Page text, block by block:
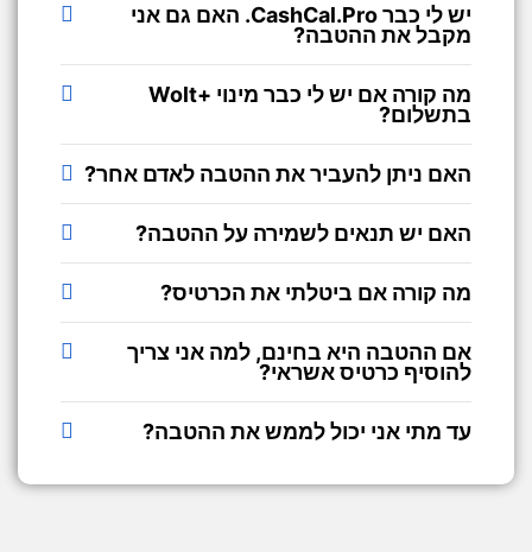
יש לי כבר CashCal.Pro. האם גם אני
מקבל את ההטבה?
מה קורה אם יש לי כבר מינוי +Wolt
בתשלום?
האם ניתן להעביר את ההטבה לאדם אחר?
האם יש תנאים לשמירה על ההטבה?
מה קורה אם ביטלתי את הכרטיס?
אם ההטבה היא בחינם, למה אני צריך
להוסיף כרטיס אשראי?
עד מתי אני יכול לממש את ההטבה?